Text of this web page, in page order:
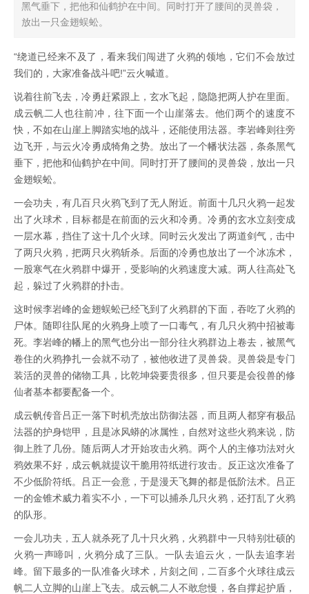
黑气垂下，把他和仙鹤护在中间。同时打开了腰间的灵兽袋，
放出一只金翅蜈蚣。
“绕道已经来不及了，看来我们闯进了火鸦的领地，它们不会放过
我们的，大家准备战斗吧!”云火喊道。
说着往前飞去，冷勇赶紧跟上，玄水飞起，隐隐把两人护在里面。
成云帆二人也往前冲，往下面一个山崖落去。他们两个的速度不
快，不如在山崖上脚踏实地的战斗，还能使用法器。李岩峰则往旁
边飞开，与云火冷勇成犄角之势。放出了一个幡状法器，条条黑气
垂下，把他和仙鹤护在中间。同时打开了腰间的灵兽袋，放出一只
金翅蜈蚣。
一会功夫，有几百只火鸦飞到了无人附近。前面十几只火鸦一起发
出了火球术，目标都是在前面的云火和冷勇。冷勇的玄水立刻变成
一层水幕，挡住了这十几个火球。同时云火发出了两道剑气，击中
了两只火鸦，把两只火鸦斩杀。后面的冷勇也放出了一个冰冻术，
一股寒气在火鸦群中爆开，受影响的火鸦速度大减。两人往高处飞
起，躲过了火鸦群的扑击。
这时候李岩峰的金翅蜈蚣已经飞到了火鸦群的下面，吞吃了火鸦的
尸体。随即往队尾的火鸦身上喷了一口毒气，有几只火鸦中招被毒
死。李岩峰的幡上的黑气也分出一部分往火鸦群边上卷去，被黑气
卷住的火鸦挣扎一会就不动了，被他收进了灵兽袋。灵兽袋是专门
装活的灵兽的储物工具，比乾坤袋要贵很多，但只要是会役兽的修
仙者基本都要配备一个。
成云帆传音吕正一落下时机壳放出防御法器，而且两人都穿有极品
法器的护身铠甲，且是冰风蟒的冰属性，自然对这些火鸦来说，防
御上胜了几份。随后两人才开始攻击火鸦。两个人的主修功法对火
鸦效果不好，成云帆就提议干脆用符纸进行攻击。反正这次准备了
不少低阶符纸。吕正一会意，于是漫天飞舞的都是低阶法术。吕正
一的金锥术威力着实不小，一下可以捕杀几只火鸦，还打乱了火鸦
的队形。
一会儿功夫，五人就杀死了几十只火鸦，火鸦群中一只特别壮硕的
火鸦一声啼叫，火鸦分成了三队。一队去追云火，一队去追李岩
峰。留下最多的一队准备火球术，片刻之间，二百多个火球往成云
帆二人立脚的山崖上飞去。成云帆二人不敢怠慢，各自撑起护盾，